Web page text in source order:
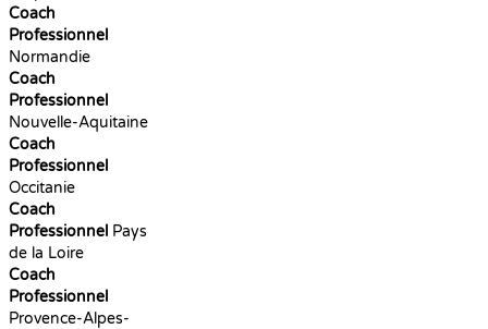
Coach
Professionnel
Normandie
Coach
Professionnel
Nouvelle-Aquitaine
Coach
Professionnel
Occitanie
Coach
Professionnel Pays
de la Loire
Coach
Professionnel
Provence-Alpes-